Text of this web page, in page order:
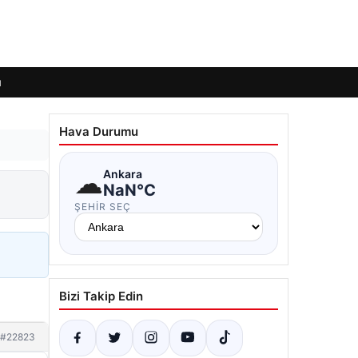
#22823
Hava Durumu
☁Ankara
NaN°C
ŞEHIR SEÇ
Bizi Takip Edin